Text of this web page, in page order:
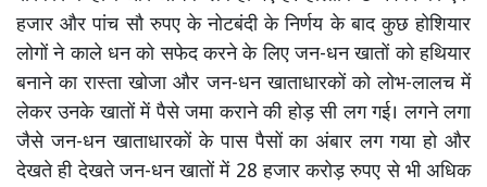
हजार और पांच सौ रुपए के नोटबंदी के निर्णय के बाद कुछ होशियार
लोगों ने काले धन को सफेद करने के लिए जन-धन खातों को हथियार
बनाने का रास्ता खोजा और जन-धन खाताधारकों को लोभ-लालच में
लेकर उनके खातों में पैसे जमा कराने की होड़ सी लग गई। लगने लगा
जैसे जन-धन खाताधारकों के पास पैसों का अंबार लग गया हो और
देखते ही देखते जन-धन खातों में 28 हजार करोड़ रुपए से भी अधिक